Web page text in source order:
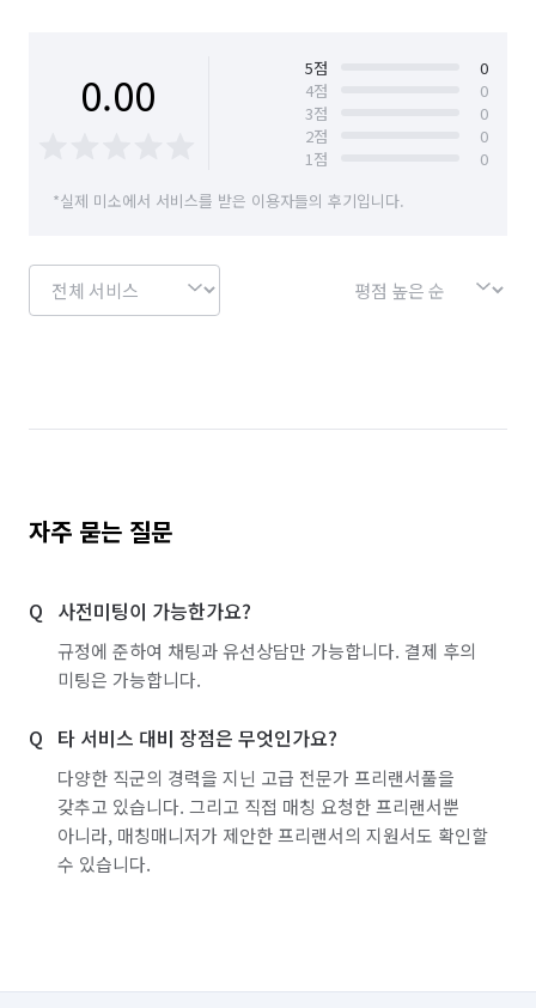
0.00 5점
0
4점
0
3점
0
2점
0
1점
0
*실제 미소에서 서비스를 받은 이용자들의 후기입니다.
자주 묻는 질문
사전미팅이 가능한가요?
규정에 준하여 채팅과 유선상담만 가능합니다. 결제 후의
미팅은 가능합니다.
타 서비스 대비 장점은 무엇인가요?
다양한 직군의 경력을 지닌 고급 전문가 프리랜서풀을
갖추고 있습니다. 그리고 직접 매칭 요청한 프리랜서뿐
아니라, 매칭매니저가 제안한 프리랜서의 지원서도 확인할
수 있습니다.